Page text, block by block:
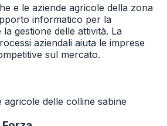
e le aziende agricole della zona
informatico per la
gestione delle attività. La
aziendali aiuta le imprese
sul mercato.
agricole delle colline sabine